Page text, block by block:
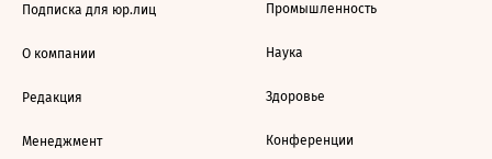
Подписка для юр.лиц
О компании
Редакция
Менеджмент
Промышленность
Наука
Здоровье
Конференции